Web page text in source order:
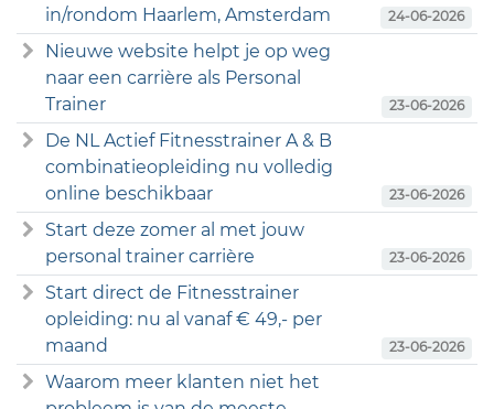
in/rondom Haarlem, Amsterdam
24-06-2026
Nieuwe website helpt je op weg
naar een carrière als Personal
Trainer
23-06-2026
De NL Actief Fitnesstrainer A & B
combinatieopleiding nu volledig
online beschikbaar
23-06-2026
Start deze zomer al met jouw
personal trainer carrière
23-06-2026
Start direct de Fitnesstrainer
opleiding: nu al vanaf € 49,- per
maand
23-06-2026
Waarom meer klanten niet het